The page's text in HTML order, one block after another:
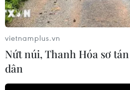
vietnamplus.vn
Nứt núi, Thanh Hóa sơ
dân